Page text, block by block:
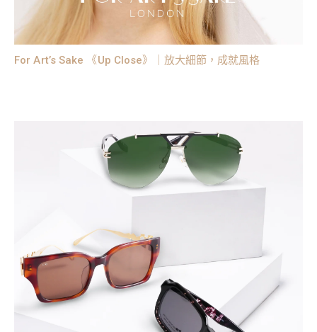
For Art’s Sake 《Up Close》｜放大細節，成就風格